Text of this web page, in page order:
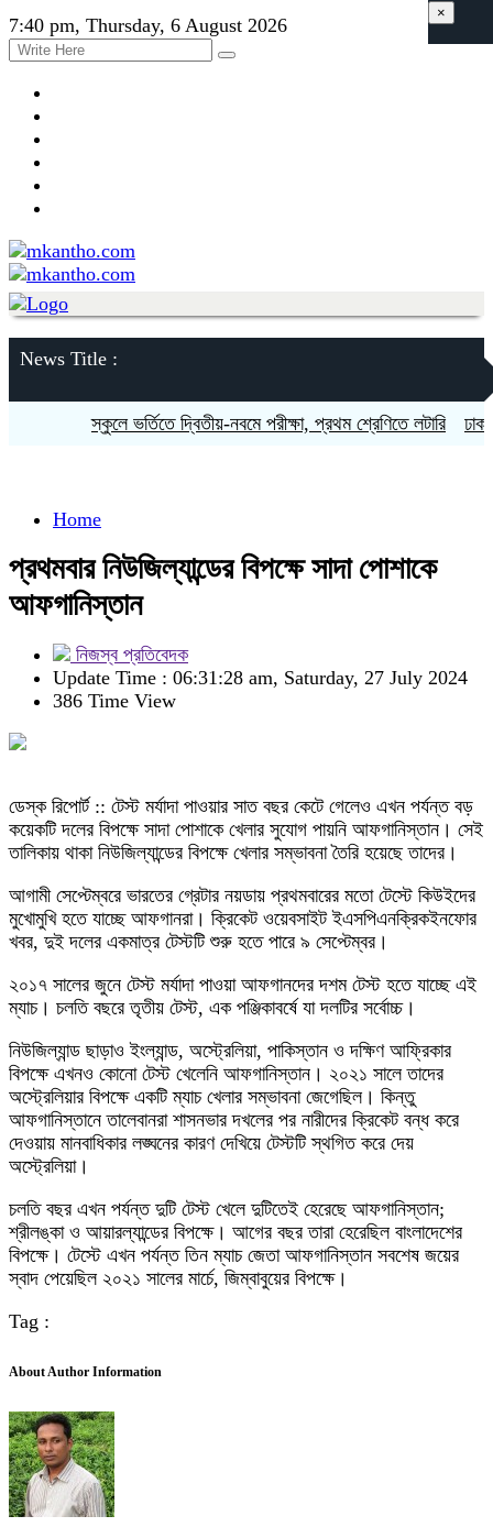
7:40 pm, Thursday, 6 August 2026
News Title :
স্কুলে ভর্তিতে দ্বিতীয়-নবমে পরীক্ষা, প্রথম শ্রেণিতে লটারি ঢাকায়
×
Home
প্রথমবার নিউজিল্যান্ডের বিপক্ষে সাদা পোশাকে
আফগানিস্তান
নিজস্ব প্রতিবেদক
Update Time : 06:31:28 am, Saturday, 27 July 2024
386 Time View
ডেস্ক রিপোর্ট :: টেস্ট মর্যাদা পাওয়ার সাত বছর কেটে গেলেও এখন পর্যন্ত বড়
কয়েকটি দলের বিপক্ষে সাদা পোশাকে খেলার সুযোগ পায়নি আফগানিস্তান। সেই
তালিকায় থাকা নিউজিল্যান্ডের বিপক্ষে খেলার সম্ভাবনা তৈরি হয়েছে তাদের।
আগামী সেপ্টেম্বরে ভারতের গ্রেটার নয়ডায় প্রথমবারের মতো টেস্টে কিউইদের
মুখোমুখি হতে যাচ্ছে আফগানরা। ক্রিকেট ওয়েবসাইট ইএসপিএনক্রিকইনফোর
খবর, দুই দলের একমাত্র টেস্টটি শুরু হতে পারে ৯ সেপ্টেম্বর।
২০১৭ সালের জুনে টেস্ট মর্যাদা পাওয়া আফগানদের দশম টেস্ট হতে যাচ্ছে এই
ম্যাচ। চলতি বছরে তৃতীয় টেস্ট, এক পঞ্জিকাবর্ষে যা দলটির সর্বোচ্চ।
নিউজিল্যান্ড ছাড়াও ইংল্যান্ড, অস্ট্রেলিয়া, পাকিস্তান ও দক্ষিণ আফ্রিকার
বিপক্ষে এখনও কোনো টেস্ট খেলেনি আফগানিস্তান। ২০২১ সালে তাদের
অস্ট্রেলিয়ার বিপক্ষে একটি ম্যাচ খেলার সম্ভাবনা জেগেছিল। কিন্তু
আফগানিস্তানে তালেবানরা শাসনভার দখলের পর নারীদের ক্রিকেট বন্ধ করে
দেওয়ায় মানবাধিকার লঙ্ঘনের কারণ দেখিয়ে টেস্টটি স্থগিত করে দেয়
অস্ট্রেলিয়া।
চলতি বছর এখন পর্যন্ত দুটি টেস্ট খেলে দুটিতেই হেরেছে আফগানিস্তান;
শ্রীলঙ্কা ও আয়ারল্যান্ডের বিপক্ষে। আগের বছর তারা হেরেছিল বাংলাদেশের
বিপক্ষে। টেস্টে এখন পর্যন্ত তিন ম্যাচ জেতা আফগানিস্তান সবশেষ জয়ের
স্বাদ পেয়েছিল ২০২১ সালের মার্চে, জিম্বাবুয়ের বিপক্ষে।
Tag :
About Author Information